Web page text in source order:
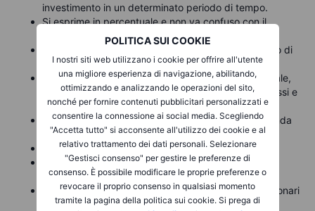
POLITICA SUI COOKIE
I nostri siti web utilizzano i cookie per offrire all'utente
una migliore esperienza di navigazione, abilitando,
ottimizzando e analizzando le operazioni del sito,
nonché per fornire contenuti pubblicitari personalizzati e
consentire la connessione ai social media. Scegliendo
"Accetta tutto" si acconsente all'utilizzo dei cookie e al
relativo trattamento dei dati personali. Selezionare
"Gestisci consenso" per gestire le preferenze di
consenso. È possibile modificare le proprie preferenze o
revocare il proprio consenso in qualsiasi momento
tramite la pagina della politica sui cookie. Si prega di
investimento in un determinato periodo di tempo.
Si esprime in percentuale e non va confuso con il
Il ritorno misura i guadagni o le perdite in un periodo di
tempo, espressi in valore monetario.
Il ritorno considera anche i guadagni in conto capitale,
mentre il rendimento si concentra soltanto su interessi e
dividendi.
Un rendimento può essere certo o previsto, a seconda
della valutazione del tuo investimento.
Le valutazioni possono essere fisse o variabili.
Esistono diverse tipologie di rendimento per azioni,
obbligazioni e immobili in affitto.
Due tra i rendimenti più comuni per investimenti azionari
sono lo yield on cost e il current yield.